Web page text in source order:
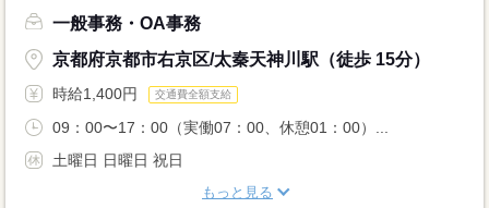
一般事務・OA事務
京都府京都市右京区/太秦天神川駅（徒歩 15分）
時給1,400円 交通費全額支給
09：00〜17：00（実働07：00、休憩01：00）...
土曜日 日曜日 祝日
もっと見る